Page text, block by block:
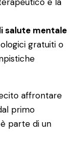
salute mentale
gratuiti o
affrontare
primo
parte di un